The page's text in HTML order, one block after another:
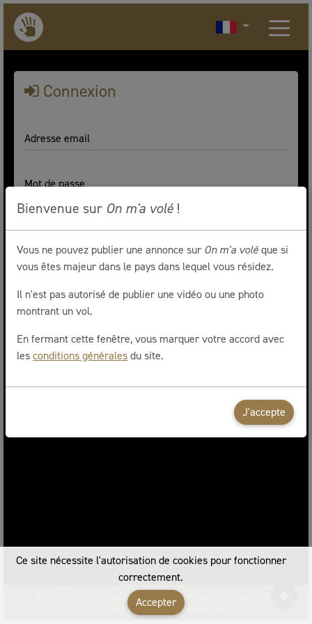
Connexion
Adresse email
Mot de passe
Connexion
Pas encore de compte ? Créez-en un.
© 2021 On m'a volé. Tous droits réservés.
Conditions générales Devenir partenaire publicitaire
Ce site nécessite l'autorisation de cookies pour fonctionner
correctement.
Accepter
Bienvenue sur On m'a volé !
Vous ne pouvez publier une annonce sur On m'a voléque si
vous êtes majeur dans le pays dans lequel vous résidez.
Il n'est pas autorisé de publier une vidéo ou une photo
montrant un vol.
En fermant cette fenêtre, vous marquer votre accord avec
lesconditions généralesdu site.
J'accepte